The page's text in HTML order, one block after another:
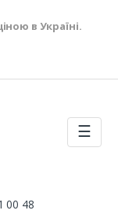
в Україні.
☰
00 48